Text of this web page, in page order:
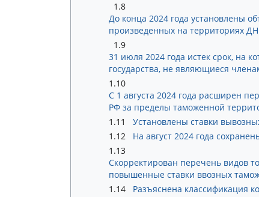
1.8
До конца 2024 года установлены
произведенных на территориях
1.9
31 июля 2024 года истек срок, на
государства, не являющиеся
1.10
С 1 августа 2024 года расширен
РФ за пределы таможенной
1.11
Установлены ставки
1.12
На август 2024 года
1.13
Скорректирован перечень видов
повышенные ставки ввозных
1.14
Разъяснена классификация